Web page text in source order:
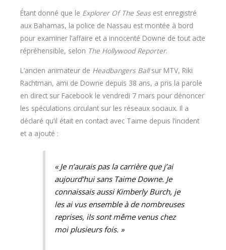
Étant donné que le Explorer Of The Seasest enregistré
aux Bahamas, la police de Nassau est montée à bord
pour examiner l’affaire et a innocenté Downe de tout acte
répréhensible, selon The Hollywood Reporter.
L’ancien animateur de Headbangers Ballsur MTV, Riki
Rachtman, ami de Downe depuis 38 ans, a pris la parole
en direct sur Facebook le vendredi 7 mars pour dénoncer
les spéculations circulant sur les réseaux sociaux. Il a
déclaré qu’il était en contact avec Taime depuis l’incident
et a ajouté :
« Je n’aurais pas la carrière que j’ai
aujourd’hui sans Taime Downe. Je
connaissais aussi Kimberly Burch, je
les ai vus ensemble à de nombreuses
reprises, ils sont même venus chez
moi plusieurs fois. »